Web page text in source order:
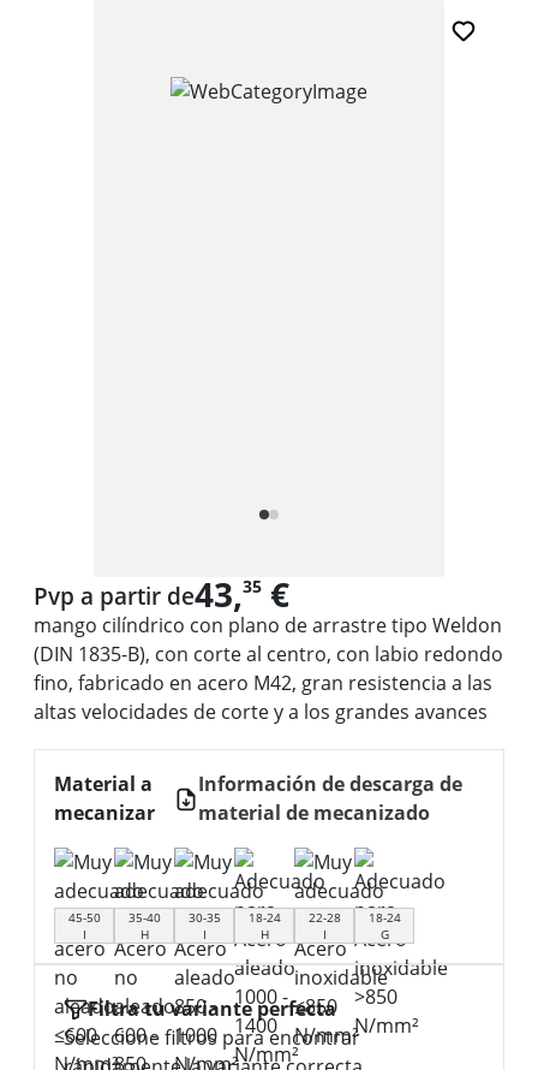
Pvp a partir de43,35 €
mango cilíndrico con plano de arrastre tipo Weldon
(DIN 1835-B), con corte al centro, con labio redondo
fino, fabricado en acero M42, gran resistencia a las
altas velocidades de corte y a los grandes avances
Material a
mecanizar
Información de descarga de
material de mecanizado
45-50
I
35-40
H
30-35
I
18-24
H
22-28
I
18-24
G
Filtra tu variante perfecta
Seleccione filtros para encontrar